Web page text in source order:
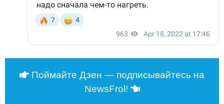
Поймайте Дзен — подписывайтесь на
NewsFrol!